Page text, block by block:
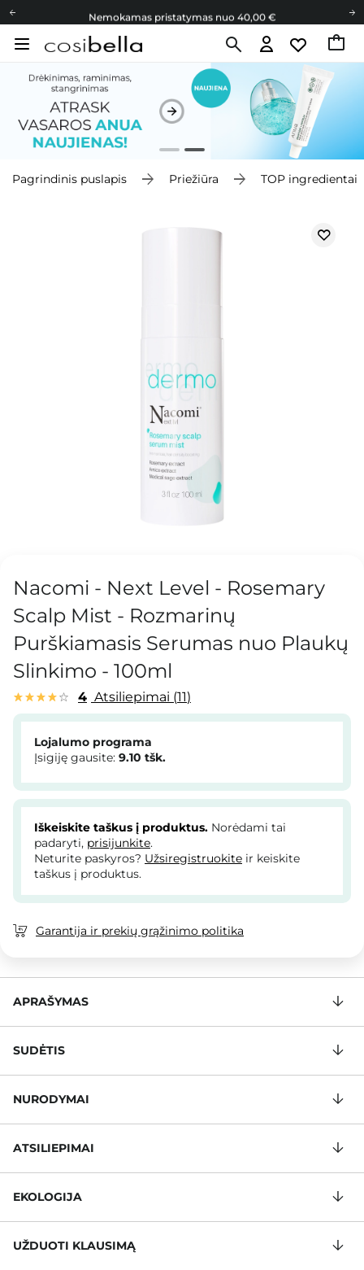
Nemokamas pristatymas nuo 40,00 €
Nemokamas pristatymas nuo 40,00 €
Dovanų Kortelės
Pagrindinis puslapis Priežiūra TOP ingredientai
Nacomi - Next Level - Rosemary
Scalp Mist - Rozmarinų
Purškiamasis Serumas nuo Plaukų
Slinkimo - 100ml
4 Atsiliepimai 11
Lojalumo programa
Įsigiję gausite: 9.10 tšk.
Iškeiskite taškus į produktus. Norėdami tai
padaryti, prisijunkite.
Neturite paskyros? Užsiregistruokite ir keiskite
taškus į produktus.
Garantija ir prekių grąžinimo politika
APRAŠYMAS
SUDĖTIS
NURODYMAI
ATSILIEPIMAI
EKOLOGIJA
UŽDUOTI KLAUSIMĄ